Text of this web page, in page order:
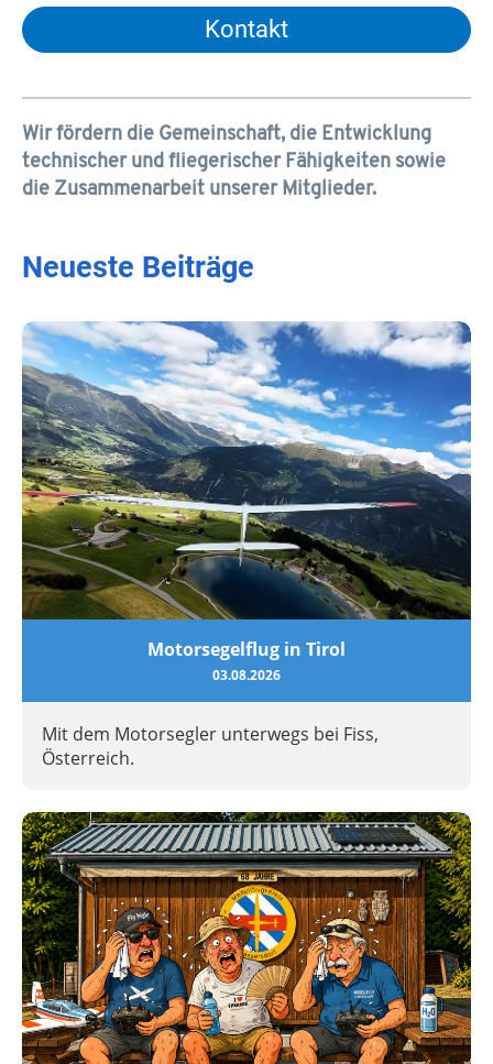
Kontakt
Wir fördern die Gemeinschaft, die Entwicklung
technischer und fliegerischer Fähigkeiten sowie
die Zusammenarbeit unserer Mitglieder.
Neueste Beiträge
Motorsegelflug in Tirol
03.08.2026
Mit dem Motorsegler unterwegs bei Fiss,
Österreich.